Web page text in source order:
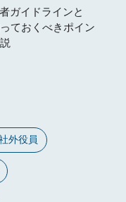
ガイドラインと
ておくべきポイン
外役員